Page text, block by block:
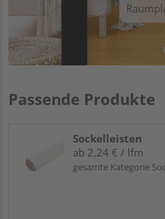
Passende Produkte
Sockelleisten
ab 2,24 € / lfm
gesamte Kategorie